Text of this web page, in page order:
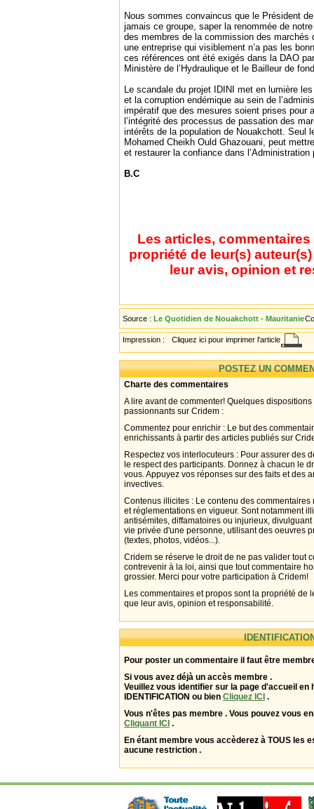
Nous sommes convaincus que le Président
jamais ce groupe, saper la renommée de
des membres de la commission des marchés
une entreprise qui visiblement n’a pas les
ces références ont été exigés dans la DAO
Ministère de l’Hydraulique et le Bailleur de
Le scandale du projet IDINI met en lumière
et la corruption endémique au sein de
impératif que des mesures soient prises pour
l’intégrité des processus de passation des
intérêts de la population de Nouakchott. Seul
Mohamed Cheikh Ould Ghazouani, peut
et restaurer la confiance dans l’Administration
B.C
Les articles,
propriété de leur(s)
leur avis, opinion et
Source : Le Quotidien de Nouakchott - Mauritanie
Impression : Cliquez ici pour imprimer l'article
POSTEZ UN
Charte des commentaires
A lire avant de commenter! Quelques
passionnants sur Cridem :
Commentez pour enrichir : Le but des
enrichissants à partir des articles publiés sur
Respectez vos interlocuteurs : Pour assurer des
le respect des participants. Donnez à chacun le
vous. Appuyez vos réponses sur des faits et des
invectives.
Contenus illicites : Le contenu des
et réglementations en vigueur. Sont notamment
antisémites, diffamatoires ou injurieux,
vie privée d'une personne, utilisant des oeuvres
(textes, photos, vidéos...).
Cridem se réserve le droit de ne pas valider tout
contrevenir à la loi, ainsi que tout commentaire
grossier. Merci pour votre participation à Cridem!
Les commentaires et propos sont la propriété de
que leur avis, opinion et responsabilité.
Pour poster un commentaire il faut être
Si vous avez déjà un accès membre .
Veuillez vous identifier sur la page d'accueil en
IDENTIFICATION ou bien Cliquez ICI .
Vous n'êtes pas membre . Vous pouvez vous
Cliquant ICI .
En étant membre vous accèderez à TOUS les
aucune restriction .